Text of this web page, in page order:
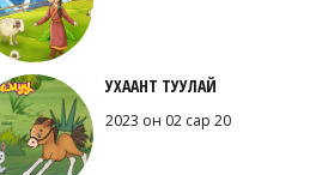
УХААНТ ТУУЛАЙ
2023 он 02 сар 20